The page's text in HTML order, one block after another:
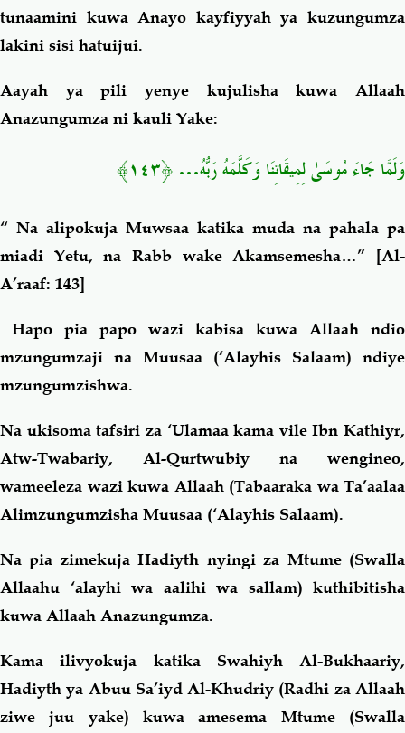
tunaamini kuwa Anayo kayfiyyah ya kuzungumza
lakini sisi hatuijui.
Aayah ya pili yenye kujulisha kuwa Allaah
Anazungumza ni kauli Yake:
وَلَمَّا جَاءَ مُوسَىٰ لِمِيقَاتِنَا وَكَلَّمَهُ رَبُّهُ… ﴿١٤٣﴾
“ Na alipokuja Muwsaa katika muda na pahala pa
miadi Yetu, na Rabb wake Akamsemesha…” [Al-
A’raaf: 143]
Hapo pia papo wazi kabisa kuwa Allaah ndio
mzungumzaji na Muusaa (‘Alayhis Salaam) ndiye
mzungumzishwa.
Na ukisoma tafsiri za ‘Ulamaa kama vile Ibn Kathiyr,
Atw-Twabariy, Al-Qurtwubiy na wengineo,
wameeleza wazi kuwa Allaah (Tabaaraka wa Ta’aalaa
Alimzungumzisha Muusaa (‘Alayhis Salaam).
Na pia zimekuja Hadiyth nyingi za Mtume (Swalla
Allaahu ‘alayhi wa aalihi wa sallam) kuthibitisha
kuwa Allaah Anazungumza.
Kama ilivyokuja katika Swahiyh Al-Bukhaariy,
Hadiyth ya Abuu Sa’iyd Al-Khudriy (Radhi za Allaah
ziwe juu yake) kuwa amesema Mtume (Swalla